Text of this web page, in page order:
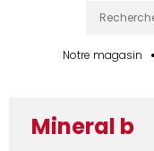
Notre magasin
Mineral b